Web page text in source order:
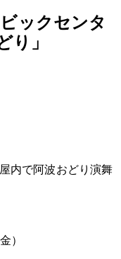
ックセンタ
り」
内で阿波おどり演舞
）